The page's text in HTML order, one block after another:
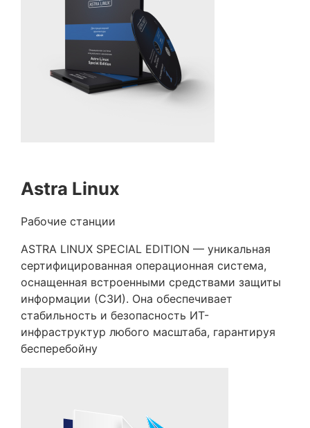
Astra Linux
Рабочие станции
ASTRA LINUX SPECIAL EDITION — уникальная
сертифицированная операционная система,
оснащенная встроенными средствами защиты
информации (СЗИ). Она обеспечивает
стабильность и безопасность ИТ-
инфраструктур любого масштаба, гарантируя
бесперебойну